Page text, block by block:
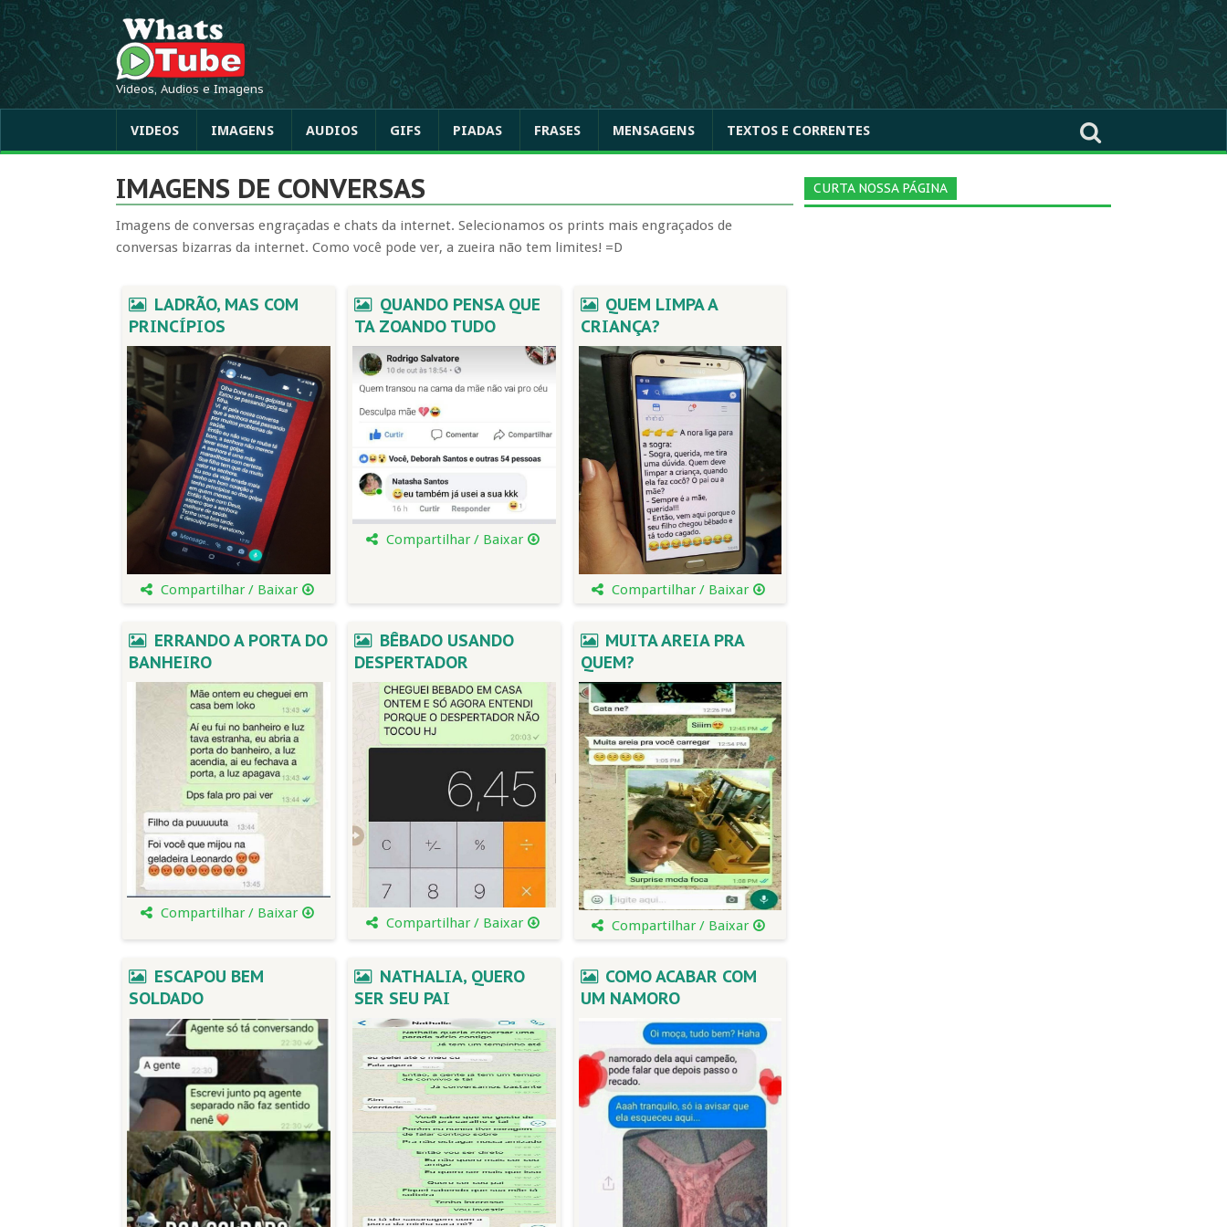
Videos, Audios e Imagens
VIDEOS IMAGENS AUDIOS GIFS PIADAS FRASES MENSAGENS TEXTOS E CORRENTES
IMAGENS DE CONVERSAS
Imagens de conversas engraçadas e chats da internet. Selecionamos os prints mais engraçados de
conversas bizarras da internet. Como você pode ver, a zueira não tem limites! =D
LADRÃO, MAS COM
PRINCÍPIOS
Compartilhar / Baixar
QUANDO PENSA QUE
TA ZOANDO TUDO
Compartilhar / Baixar
QUEM LIMPA A
CRIANÇA?
Compartilhar / Baixar
ERRANDO A PORTA DO
BANHEIRO
Compartilhar / Baixar
BÊBADO USANDO
DESPERTADOR
Compartilhar / Baixar
MUITA AREIA PRA
QUEM?
Compartilhar / Baixar
ESCAPOU BEM
SOLDADO
NATHALIA, QUERO
SER SEU PAI
COMO ACABAR COM
UM NAMORO
CURTA NOSSA PÁGINA